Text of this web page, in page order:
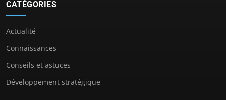
CATÉGORIES
Actualité
Connaissances
Conseils et astuces
Développement stratégique